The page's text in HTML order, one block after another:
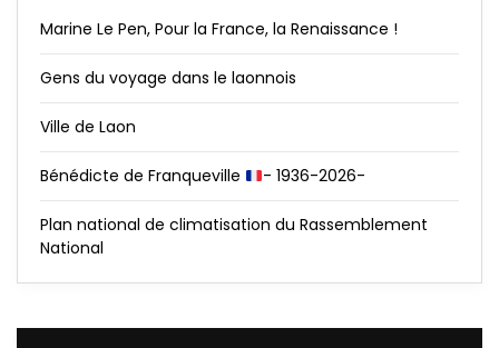
Marine Le Pen, Pour la France, la Renaissance !
Gens du voyage dans le laonnois
Ville de Laon
Bénédicte de Franqueville - 1936-2026-
Plan national de climatisation du Rassemblement
National